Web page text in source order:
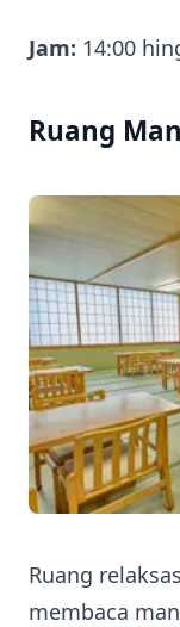
Jam: 14:00
Ruang
Ruang
membaca